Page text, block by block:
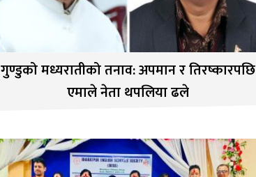
गुण्डुको मध्यरातीको तनाव: अपमान र तिरष्कारपछि
एमाले नेता थपलिया ढले